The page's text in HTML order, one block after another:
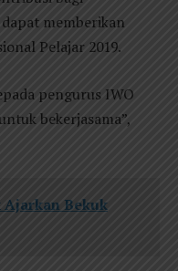
memberikan
Pelajar 2019.
pengurus IWO
bekerjasama”,
Bekuk